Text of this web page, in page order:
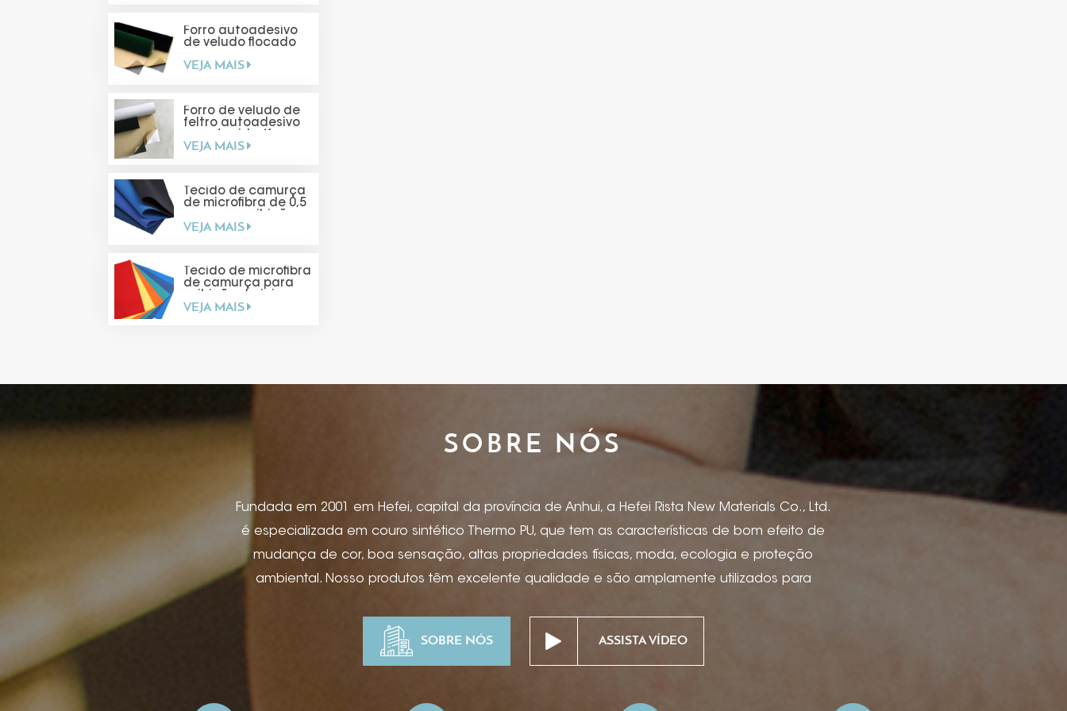
Forro autoadesivo
de veludo flocado
VEJA MAIS
Forro de veludo de
feltro autoadesivo
você mesmo)
VEJA MAIS
Tecido de camurça
de microfibra de 0,5
de joias
VEJA MAIS
Tecido de microfibra
de camurça para
VEJA MAIS
SOBRE NÓS
Fundada em 2001 em Hefei, capital da província de Anhui, a Hefei Rista New Materials Co., Ltd.
é especializada em couro sintético Thermo PU, que tem as características de bom efeito de
mudança de cor, boa sensação, altas propriedades físicas, moda, ecologia e proteção
ambiental. Nosso produtos têm excelente qualidade e são amplamente utilizados para
produtos eletrônicos, encadernação para caixas de presente, caixas de vinho, caixa e
pacote de joias, suprimentos para mesa de hotel, projetos especiais de anúncios e
SOBRE NÓS ASSISTA VÍDEO